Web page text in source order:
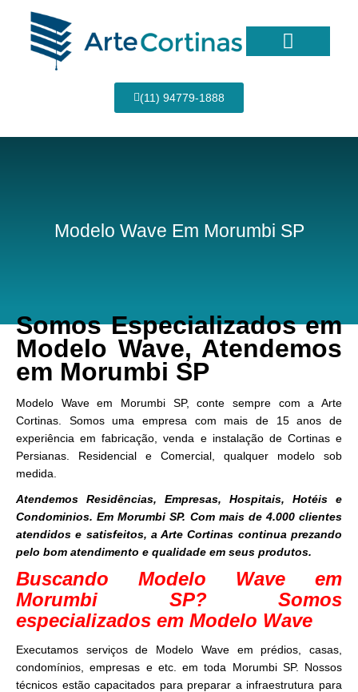
conteúdo
(11) 94779-1888
Modelo Wave Em Morumbi SP
Somos Especializados em
Modelo Wave, Atendemos
em Morumbi SP
Modelo Wave em Morumbi SP, conte sempre com a Arte
Cortinas. Somos uma empresa com mais de 15 anos de
experiência em fabricação, venda e instalação de Cortinas e
Persianas. Residencial e Comercial, qualquer modelo sob
medida.
Atendemos Residências, Empresas, Hospitais, Hotéis e
Condominios. Em Morumbi SP. Com mais de 4.000 clientes
atendidos e satisfeitos, a Arte Cortinas continua prezando
pelo bom atendimento e qualidade em seus produtos.
Buscando Modelo Wave em
Morumbi SP? Somos
especializados em Modelo Wave
Executamos serviços de Modelo Wave em prédios, casas,
condomínios, empresas e etc. em toda Morumbi SP. Nossos
técnicos estão capacitados para preparar a infraestrutura para